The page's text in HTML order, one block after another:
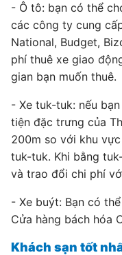
- Ô tô: bạn có thể
các công ty cung
National, Budget,
phí thuê xe giao
gian bạn muốn thuê.
- Xe tuk-tuk: nếu
tiện đặc trưng của
200m so với khu
tuk-tuk. Khi bằng
và trao đổi chi phí
- Xe buýt: Bạn có
Cửa hàng bách hóa
Khách sạn tốt